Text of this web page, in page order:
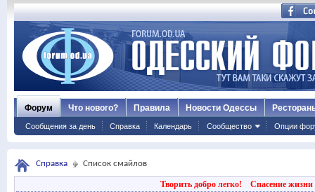
Форум
Сообщения за день Справка Календарь Сообщество Опции
Что нового? Правила Новости Одессы
Справка Список смайлов
Творить добро легко! Спасение жизни